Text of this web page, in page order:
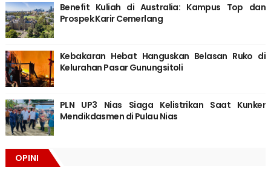
Benefit Kuliah di Australia: Kampus Top dan
Prospek Karir Cemerlang
Kebakaran Hebat Hanguskan Belasan Ruko di
Kelurahan Pasar Gunungsitoli
PLN UP3 Nias Siaga Kelistrikan Saat Kunker
Mendikdasmen di Pulau Nias
OPINI